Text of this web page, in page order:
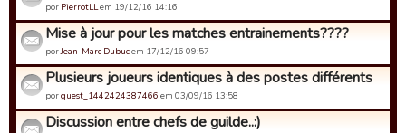
por PierrotLLem 19/12/16 14:16
Mise à jour pour les matches entrainements????
porJean-Marc Dubucem 17/12/16 09:57
Plusieurs joueurs identiques à des postes différents
porguest_1442424387466 em 03/09/16 13:58
Discussion entre chefs de guilde..:)